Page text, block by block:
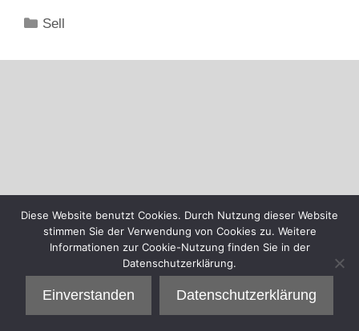
Kategorien
Sell
Diese Website benutzt Cookies. Durch Nutzung dieser Website
stimmen Sie der Verwendung von Cookies zu. Weitere
Informationen zur Cookie-Nutzung finden Sie in der
Datenschutzerklärung.
Einverstanden Datenschutzerklärung